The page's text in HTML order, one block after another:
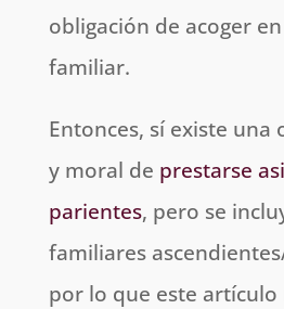
obligación de acoger
familiar.
Entonces, sí existe una
y moral de prestarse
parientes, pero se
familiares
por lo que este